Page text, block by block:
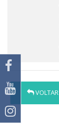
VOLTAR